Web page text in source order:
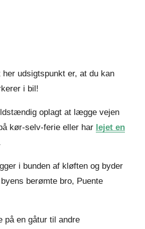
her udsigtspunkt er, at du kan
i bil!
oplagt at lægge vejen
kør-selv-ferie eller har lejet en
i bunden af kløften og byder
berømte bro, Puente
på en gåtur til andre